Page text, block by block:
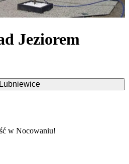
Jeziorem
Lubniewice
w Nocowaniu!